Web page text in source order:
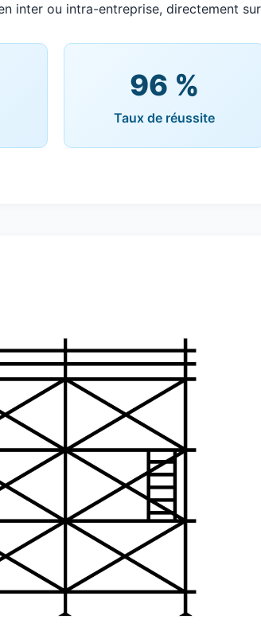
inter ou intra-entreprise, directement
96 %
Taux de réussite